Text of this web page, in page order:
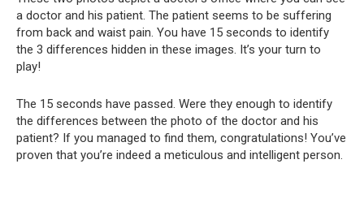
a doctor and his patient. The patient seems to be suffering
from back and waist pain. You have 15 seconds to identify
the 3 differences hidden in these images. It’s your turn to
play!
The 15 seconds have passed. Were they enough to identify
the differences between the photo of the doctor and his
patient? If you managed to find them, congratulations! You’ve
proven that you’re indeed a meticulous and intelligent person.